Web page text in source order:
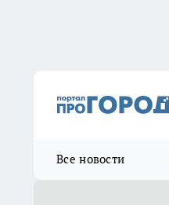
Все новости